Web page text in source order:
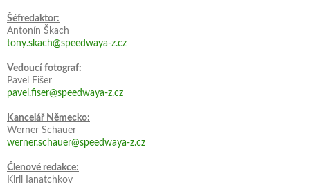
Šéfredaktor:
Antonín Škach
tony.skach@speedwaya-z.cz
Vedoucí fotograf:
Pavel Fišer
pavel.fiser@speedwaya-z.cz
Kancelář Německo:
Werner Schauer
werner.schauer@speedwaya-z.cz
Členové redakce:
Kiril Ianatchkov